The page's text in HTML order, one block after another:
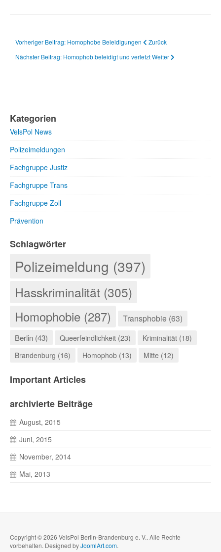
Vorheriger Beitrag: Homophobe Beleidigungen
Zurück
Nächster Beitrag: Homophob beleidigt und verletztWeiter
Kategorien
VelsPol News
Polizeimeldungen
Fachgruppe Justiz
Fachgruppe Trans
Fachgruppe Zoll
Prävention
Schlagwörter
Polizeimeldung (397)
Hasskriminalität (305)
Homophobie (287)
Transphobie (63)
Berlin (43) Queerfeindlichkeit (23)
Kriminalität (18)
Brandenburg (16)
Homophob (13) Mitte (12)
Important Articles
archivierte Beiträge
August, 2015
Juni, 2015
November, 2014
Mai, 2013
Copyright © 2026 VelsPol Berlin-Brandenburg e. V.. Alle Rechte
vorbehalten. Designed byJoomlArt.com.